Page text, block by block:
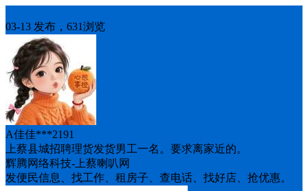
03-13 发布，631浏览
A佳佳***2191
上蔡县城招聘理货发货男工一名。要求离家近的。
辉腾网络科技-上蔡喇叭网
发便民信息、找工作、租房子、查电话、找好店、抢优惠。